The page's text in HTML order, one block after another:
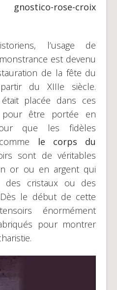
gnostico-rose-croix
l’usage de
est devenu
de la fête du
du XIIIe siècle.
était placée dans ces
pour être portée en
que les fidèles
le corps du
sont de véritables
or ou en argent qui
des cristaux ou des
le début de cette
énormément
pour montrer